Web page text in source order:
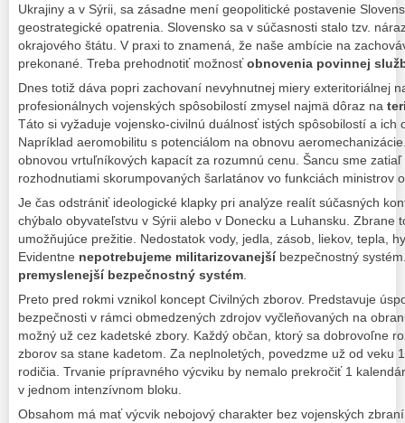
Ukrajiny a v Sýrii, sa zásadne mení geopolitické postavenie
geostrategické opatrenia. Slovensko sa v súčasnosti stalo tzv.
okrajového štátu. V praxi to znamená, že naše ambície na
prekonané. Treba prehodnotiť možnosťobnovenia povinnej
Dnes totiž dáva popri zachovaní nevyhnutnej miery exteritoriálnej
profesionálnych vojenských spôsobilostí zmysel najmä dôraz na
Táto si vyžaduje vojensko-civilnú duálnosť istých spôsobilostí a ich
Napríklad aeromobilitu s potenciálom na obnovu
obnovou vrtuľníkových kapacít za rozumnú cenu. Šancu sme zatiaľ
rozhodnutiami skorumpovaných šarlatánov vo funkciách ministrov
Je čas odstrániť ideologické klapky pri analýze realít súčasných
chýbalo obyvateľstvu v Sýrii alebo v Donecku a Luhansku. Zbrane
umožňujúce prežitie. Nedostatok vody, jedla, zásob, liekov, tepla,
Evidentne nepotrebujeme militarizovanejšíbezpečnostný
premyslenejší bezpečnostný systém
Preto pred rokmi vznikol koncept Civilných zborov. Predstavuje
bezpečnosti v rámci obmedzených zdrojov vyčleňovaných na
možný už cez kadetské zbory. Každý občan, ktorý sa dobrovoľne
zborov sa stane kadetom. Za neplnoletých, povedzme už od veku
rodičia. Trvanie prípravného výcviku by nemalo prekročiť 1
v jednom intenzívnom bloku.
Obsahom má mať výcvik nebojový charakter bez vojenských